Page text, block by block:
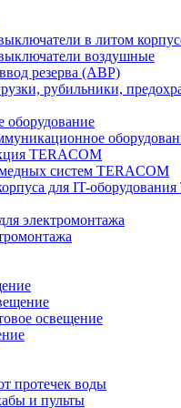
в литом
воздушные
резерва (АВР)
рубильники,
оборудование
TERACOM
систем TERACOM
для IT-
электромонтажа
освещение
протечек воды
и пульты